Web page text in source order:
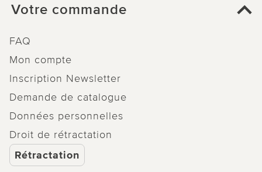
Votre commande
FAQ
Mon compte
Inscription Newsletter
Demande de catalogue
Données personnelles
Droit de rétractation
Rétractation